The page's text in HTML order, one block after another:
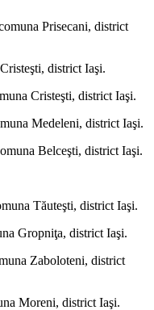
Prisecani, district
district Iaşi.
Cristeşti, district Iaşi.
Medeleni, district Iaşi.
Belceşti, district Iaşi.
Tăuteşti, district Iaşi.
Gropniţa, district Iaşi.
Zaboloteni, district
Moreni, district Iaşi.